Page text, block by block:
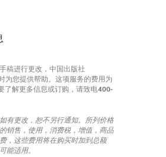
稿进行更改，中国出版社
为您提供帮助。这项服务的费用为
了解更多信息或订购，请致电400-
有更改，恕不另行通知。所列价格
销售，使用，消费税，增值，商品
，这些费用将在购买时加到总额
能适用。